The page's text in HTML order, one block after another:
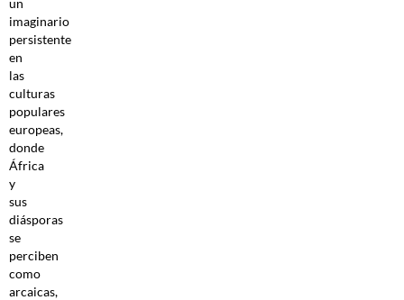
un
imaginario
persistente
en
las
culturas
populares
europeas,
donde
África
y
sus
diásporas
se
perciben
como
arcaicas,